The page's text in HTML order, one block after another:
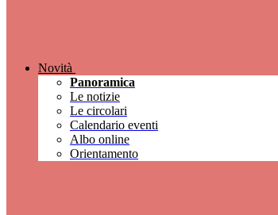
Novità
Panoramica
Le notizie
Le circolari
Calendario eventi
Albo online
Orientamento